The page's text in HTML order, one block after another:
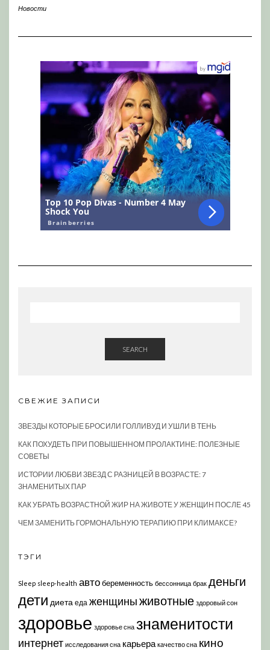
Новости
SEARCH
СВЕЖИЕ ЗАПИСИ
ЗВЕЗДЫ КОТОРЫЕ БРОСИЛИ ГОЛЛИВУД И УШЛИ В ТЕНЬ
КАК ПОХУДЕТЬ ПРИ ПОВЫШЕННОМ ПРОЛАКТИНЕ: ПОЛЕЗНЫЕ
СОВЕТЫ
ИСТОРИИ ЛЮБВИ ЗВЕЗД С РАЗНИЦЕЙ В ВОЗРАСТЕ: 7
ЗНАМЕНИТЫХ ПАР
КАК УБРАТЬ ВОЗРАСТНОЙ ЖИР НА ЖИВОТЕ У ЖЕНЩИН ПОСЛЕ 45
ЧЕМ ЗАМЕНИТЬ ГОРМОНАЛЬНУЮ ТЕРАПИЮ ПРИ КЛИМАКСЕ?
ТЭГИ
Sleep sleep-health автобеременность бессонница брак деньги
дети диета еда женщиныживотные здоровый сон
здоровье здоровье сна знаменитости
интернет исследования сна карьера качество сна кино